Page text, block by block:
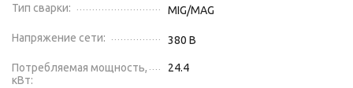
Тип сварки: MIG/MAG
Напряжение сети: 380 В
Потребляемая мощность,
кВт:
24.4